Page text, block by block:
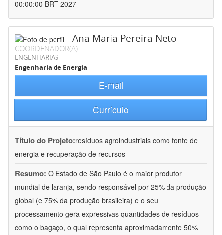
00:00:00 BRT 2027
Ana Maria Pereira Neto
COORDENADOR(A)
ENGENHARIAS
Engenharia de Energia
E-mail
Currículo
Título do Projeto:resíduos agroindustriais como fonte de
energia e recuperação de recursos
Resumo: O Estado de São Paulo é o maior produtor
mundial de laranja, sendo responsável por 25% da produção
global (e 75% da produção brasileira) e o seu
processamento gera expressivas quantidades de resíduos
como o bagaço, o qual representa aproximadamente 50%